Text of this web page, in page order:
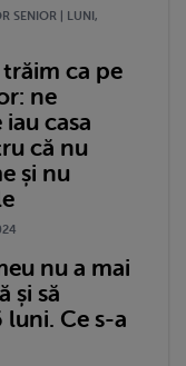
SENIOR | LUNI,
ca pe
ne
casa
că nu
și nu
nu a mai
și să
luni. Ce s-a